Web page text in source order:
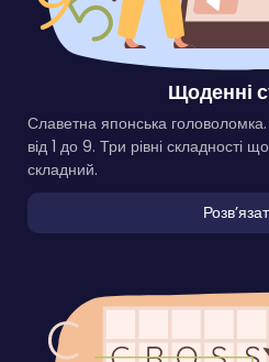
Щоденні
Славетна японська головоломка.
від 1 до 9. Три рівні складності
складний.